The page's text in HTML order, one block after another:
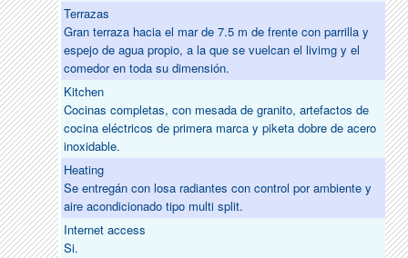
Terrazas
Gran terraza hacia el mar de 7.5 m de frente con parrilla y
espejo de agua propio, a la que se vuelcan el livimg y el
comedor en toda su dimensión.
Kitchen
Cocinas completas, con mesada de granito, artefactos de
cocina eléctricos de primera marca y piketa dobre de acero
inoxidable.
Heating
Se entregán con losa radiantes con control por ambiente y
aire acondicionado tipo multi split.
Internet access
Si.